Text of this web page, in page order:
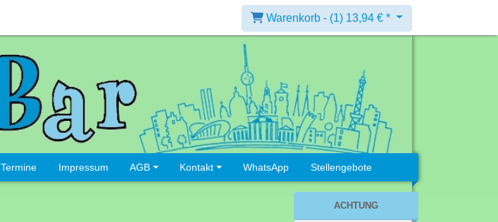
Warenkorb - (1) 13,94 € *
Termine Impressum AGB Kontakt WhatsApp Stellengebote
ACHTUNG